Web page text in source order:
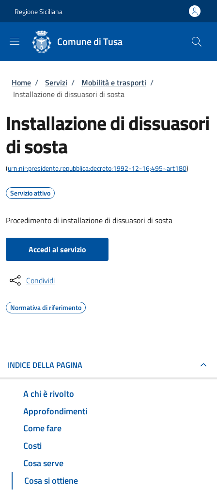
Regione Siciliana
Comune di Tusa
Briciole di pane
Home / Servizi / Mobilità e trasporti /
Installazione di dissuasori di sosta
Installazione di dissuasori
di sosta
(urn:nir:presidente.repubblica:decreto:1992-12-16;495~art180)
Servizio attivo
Procedimento di installazione di dissuasori di sosta
Accedi al servizio
Condividi
Normativa di riferimento
INDICE DELLA PAGINA
A chi è rivolto
Approfondimenti
Come fare
Costi
Cosa serve
Cosa si ottiene